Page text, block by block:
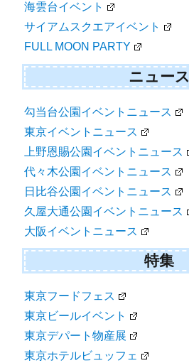
海雲台イベント
サイアムスクエアイベント
FULL MOON PARTY
ニュース
勾当台公園イベントニュース
東京イベントニュース
上野恩賜公園イベントニュース
代々木公園イベントニュース
日比谷公園イベントニュース
久屋大通公園イベントニュース
大阪イベントニュース
特集
東京フードフェス
東京ビールイベント
東京デパート物産展
東京ホテルビュッフェ